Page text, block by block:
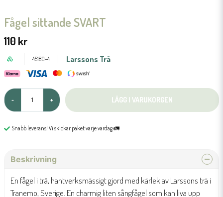
Fågel sittande SVART
110 kr
45180-4 Larssons Trä
- + LÄGG I VARUKORGEN
Snabb leverans! Vi skickar paket varje vardag 🚛
Beskrivning
En fågel i trä, hantverksmässigt gjord med kärlek av Larssons trä i
Tranemo, Sverige. En charmig liten sångfågel som kan liva upp